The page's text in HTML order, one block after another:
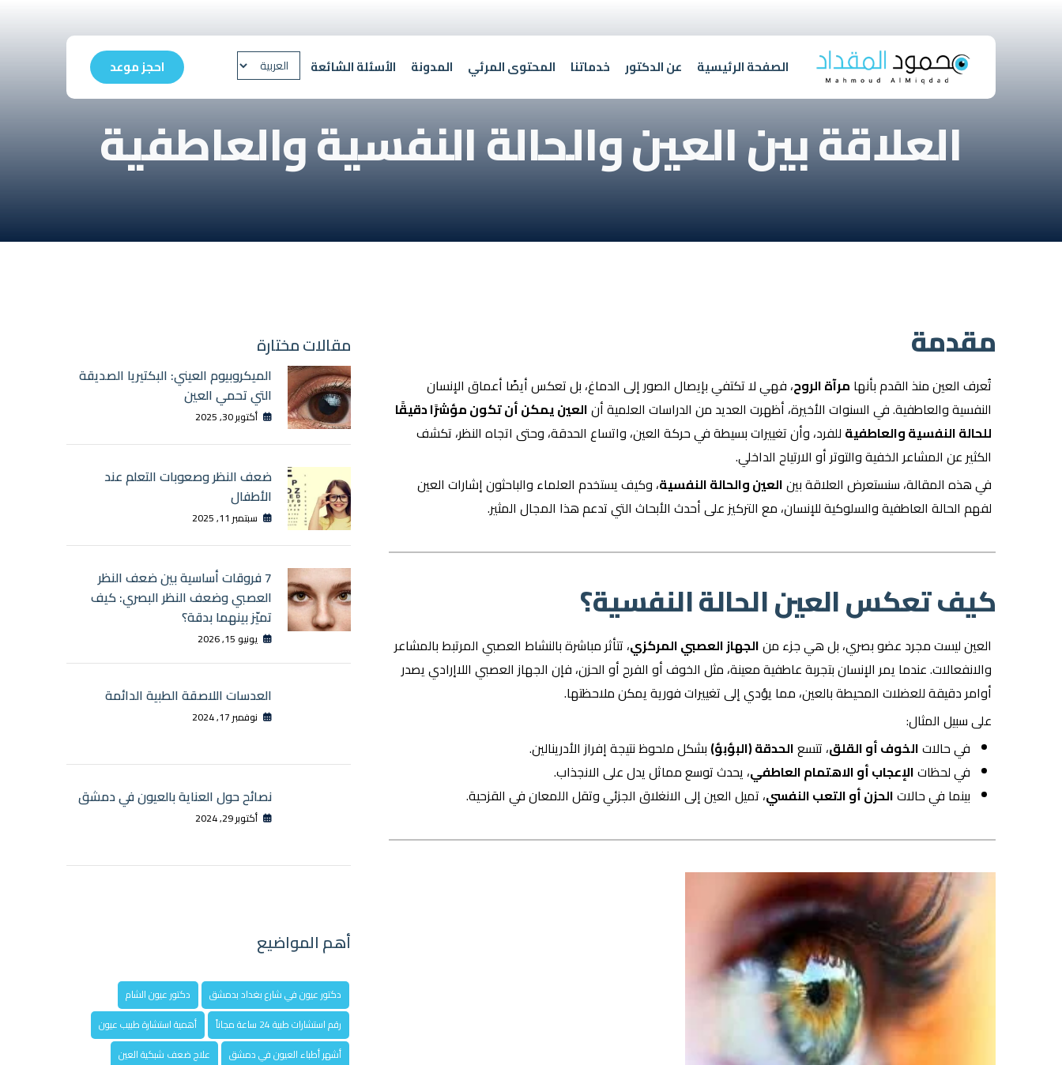
الصفحة الرئيسية عن الدكتور خدماتنا المحتوى المرئي المدونة الأسئلة الشائعة احجز موعد
العلاقة بين العين والحالة النفسية والعاطفية
مقدمة
تُعرف العين منذ القدم بأنها مرآة الروح، فهي لا تكتفي بإيصال الصور إلى الدماغ، بل تعكس أيضًا أعماق الإنسان
النفسية والعاطفية. في السنوات الأخيرة، أظهرت العديد من الدراسات العلمية أنالعين يمكن أن تكون مؤشرًا دقيقًا
للحالة النفسية والعاطفية للفرد، وأن تغييرات بسيطة في حركة العين، واتساع الحدقة، وحتى اتجاه النظر، تكشف
الكثير عن المشاعر الخفية والتوتر أو الارتياح الداخلي.
في هذه المقالة، سنستعرض العلاقة بينالعين والحالة النفسية، وكيف يستخدم العلماء والباحثون إشارات العين
لفهم الحالة العاطفية والسلوكية للإنسان، مع التركيز على أحدث الأبحاث التي تدعم هذا المجال المثير.
كيف تعكس العين الحالة النفسية؟
العين ليست مجرد عضو بصري، بل هي جزء منالجهاز العصبي المركزي، تتأثر مباشرة بالنشاط العصبي المرتبط بالمشاعر
والانفعالات. عندما يمر الإنسان بتجربة عاطفية معينة، مثل الخوف أو الفرح أو الحزن، فإن الجهاز العصبي اللاإرادي يصدر
أوامر دقيقة للعضلات المحيطة بالعين، مما يؤدي إلى تغييرات فورية يمكن ملاحظتها.
على سبيل المثال:
في حالاتالخوف أو القلق، تتسعالحدقة (البؤبؤ) بشكل ملحوظ نتيجة إفراز الأدرينالين.
في لحظاتالإعجاب أو الاهتمام العاطفي، يحدث توسع مماثل يدل على الانجذاب.
بينما في حالاتالحزن أو التعب النفسي، تميل العين إلى الانغلاق الجزئي وتقل اللمعان في القزحية.
مقالات مختارة
الميكروبيوم العيني: البكتيريا الصديقة
التي تحمي العين
أكتوبر 30, 2025
ضعف النظر وصعوبات التعلم عند
الأطفال
سبتمبر 11, 2025
7 فروقات أساسية بين ضعف النظر
العصبي وضعف النظر البصري: كيف
تميّز بينهما بدقة؟
يونيو 15, 2026
العدسات اللاصقة الطبية الدائمة
نوفمبر 17, 2024
نصائح حول العناية بالعيون في دمشق
أكتوبر 29, 2024
أهم المواضيع
دكتور عيون في شارع بغداد بدمشق
دكتور عيون الشام
رقم استشارات طبية 24 ساعة مجاناً
أهمية استشارة طبيب عيون
أشهر أطباء العيون في دمشق
علاج ضعف شبكية العين